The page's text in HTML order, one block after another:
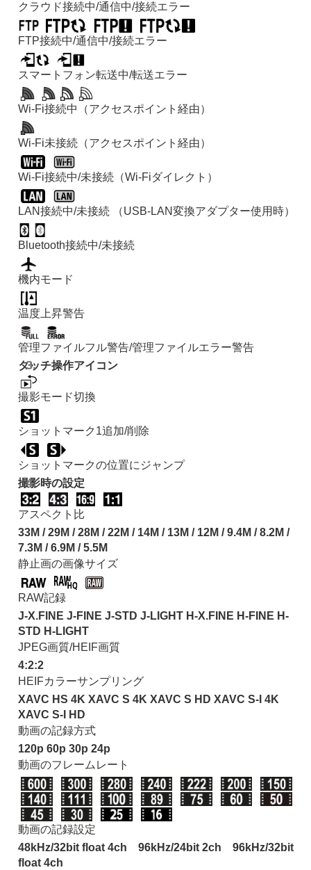
クラウド接続中/通信中/接続エラー
FTP接続中/通信中/接続エラー
スマートフォン転送中/転送エラー
Wi-Fi接続中（アクセスポイント経由）
Wi-Fi未接続（アクセスポイント経由）
Wi-Fi接続中/未接続（Wi-Fiダイレクト）
LAN接続中/未接続 （USB-LAN変換アダプター使用時）
Bluetooth接続中/未接続
機内モード
温度上昇警告
管理ファイルフル警告/管理ファイルエラー警告
タッチ操作アイコン
撮影モード切換
ショットマーク1追加/削除
ショットマークの位置にジャンプ
撮影時の設定
アスペクト比
33M / 29M / 28M / 22M / 14M / 13M / 12M / 9.4M / 8.2M /
7.3M / 6.9M / 5.5M
静止画の画像サイズ
RAW記録
J-X.FINE J-FINE J-STD J-LIGHT H-X.FINE H-FINE H-
STD H-LIGHT
JPEG画質/HEIF画質
4:2:2
HEIFカラーサンプリング
XAVC HS 4K XAVC S 4K XAVC S HD XAVC S-I 4K
XAVC S-I HD
動画の記録方式
120p 60p 30p 24p
動画のフレームレート
動画の記録設定
48kHz/32bit float 4ch
96kHz/24bit 2ch
96kHz/32bit
float 4ch